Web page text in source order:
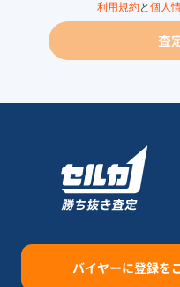
利用規約と 個人
査
バイヤーに登録を